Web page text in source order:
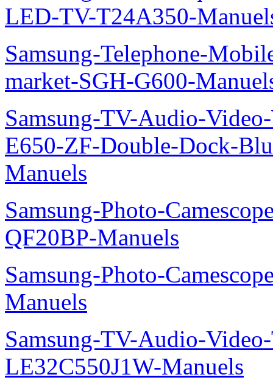
LED-TV-T24A350-
Samsung-Telephone-
market-SGH-G600-
Samsung-TV-Audio-
E650-ZF-Double-Dock-
Manuels
Samsung-Photo-
QF20BP-Manuels
Samsung-Photo-
Manuels
Samsung-TV-Audio-
LE32C550J1W-Manuels